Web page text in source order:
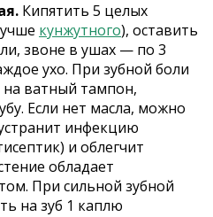
Кипятить 5 целых
кунжутного), оставить
звоне в ушах — по 3
ухо. При зубной боли
ватный тампон,
Если нет масла, можно
инфекцию
и облегчит
обладает
При сильной зубной
на зуб 1 каплю